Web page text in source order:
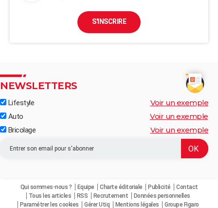
S'INSCRIRE
NEWSLETTERS
Lifestyle Voir un exemple
Auto Voir un exemple
Bricolage Voir un exemple
Qui sommes-nous ? Equipe Charte éditoriale Publicité
Contact
Tous les articles
RSS Recrutement
Données personnelles
Paramétrer les cookies
Gérer Utiq Mentions légales Groupe Figaro